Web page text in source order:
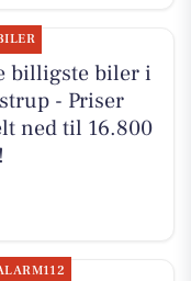
billigste biler i
- Priser
ned til 16.800